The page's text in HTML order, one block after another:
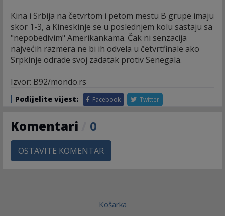
Kina i Srbija na četvrtom i petom mestu B grupe imaju
skor 1-3, a Kineskinje se u poslednjem kolu sastaju sa
"nepobedivim" Amerikankama. Čak ni senzacija
najvećih razmera ne bi ih odvela u četvrtfinale ako
Srpkinje odrade svoj zadatak protiv Senegala.
Izvor: B92/mondo.rs
Podijelite vijest: Facebook Twitter
Komentari 0
OSTAVITE KOMENTAR
Košarka